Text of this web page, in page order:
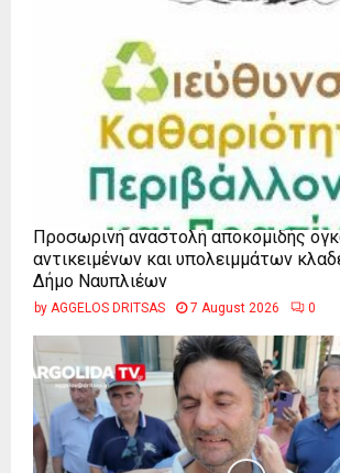
Προσωρινή αναστολή αποκομιδής
αντικειμένων και υπολειμμάτων
Δήμο Ναυπλιέων
by AGGELOS DRITSAS 7 August 2026 0